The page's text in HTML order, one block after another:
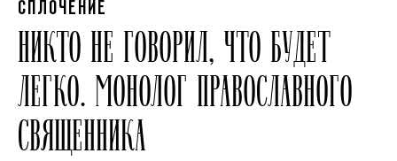
СПЛОЧЕНИЕ
НИКТО НЕ ГОВОРИЛ, ЧТО БУДЕТ
ЛЕГКО. МОНОЛОГ ПРАВОСЛАВНОГО
СВЯЩЕННИКА